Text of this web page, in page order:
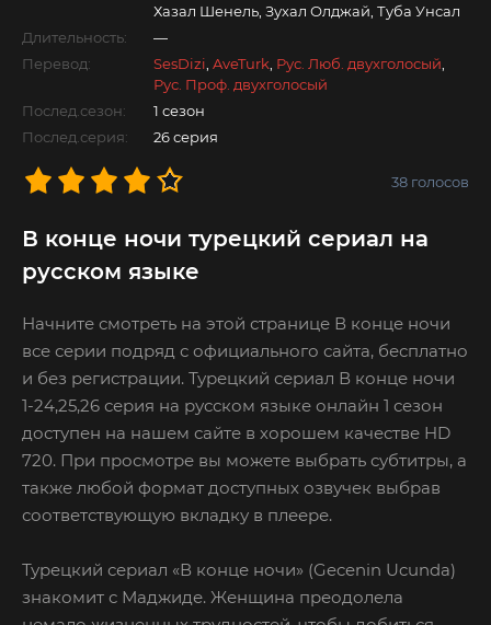
Хазал Шенель, Зухал Олджай, Туба Унсал
Длительность:
—
Перевод:
SesDizi AveTurk Рус. Люб. двухголосый
Рус. Проф. двухголосый
Послед.сезон:
1 сезон
Послед.серия:
26 серия
38 голосов
В конце ночи турецкий сериал на
русском языке
Начните смотреть на этой странице В конце ночи
все серии подряд с официального сайта, бесплатно
и без регистрации. Турецкий сериал В конце ночи
1-24,25,26 серия на русском языке онлайн 1 сезон
доступен на нашем сайте в хорошем качестве HD
720. При просмотре вы можете выбрать субтитры, а
также любой формат доступных озвучек выбрав
соответствующую вкладку в плеере.
Турецкий сериал «В конце ночи» (Gecenin Ucunda)
знакомит с Маджиде. Женщина преодолела